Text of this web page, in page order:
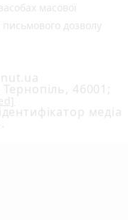
масової
письмового дозволу
46001;
медіа